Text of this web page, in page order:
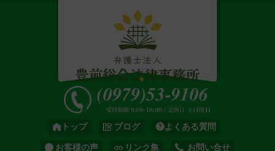
トップ ブログ よくある質問
お客様の声 リンク集 お問い合せ